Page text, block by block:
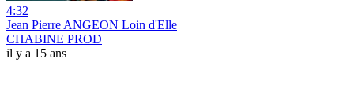
4:32
Jean Pierre ANGEON Loin d'Elle
CHABINE PROD
il y a 15 ans